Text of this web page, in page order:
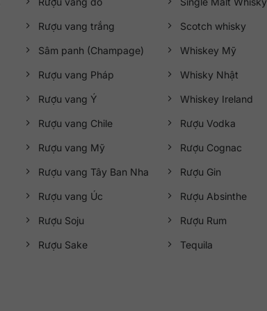
Rượu vang trắng
Sâm panh (Champage)
Rượu vang Pháp
Rượu vang Ý
Rượu vang Chile
Rượu vang Mỹ
Rượu vang Tây Ban Nha
Rượu vang Úc
Rượu Soju
Rượu Sake
Scotch whisky
Whiskey Mỹ
Whisky Nhật
Whiskey Ireland
Rượu Vodka
Rượu Cognac
Rượu Gin
Rượu Absinthe
Rượu Rum
Tequila